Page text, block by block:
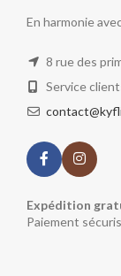
En harmonie
8 rue des
Service
Expédition
Paiement